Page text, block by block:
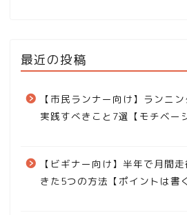
最近の投稿
【市民ランナー向け】ランニ
実践すべきこと7選【モチベー
【ビギナー向け】半年で月間
きた5つの方法【ポイントは書